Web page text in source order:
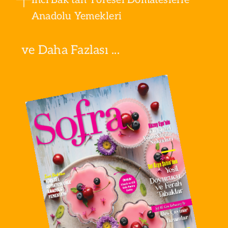
Anadolu Yemekleri
ve Daha Fazlası ...